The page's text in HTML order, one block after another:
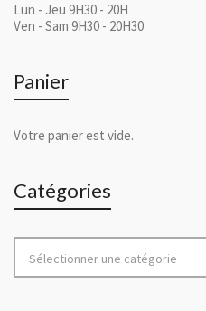
Lun - Jeu 9H30 - 20H
Ven - Sam 9H30 - 20H30
Panier
Votre panier est vide.
Catégories
Sélectionner une catégorie